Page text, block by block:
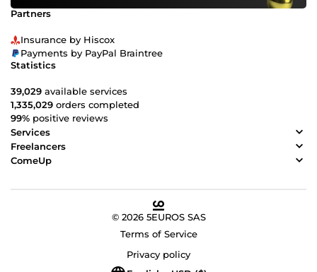
Partners
Insurance by Hiscox
Payments by PayPal Braintree
Statistics
39,029 available services
1,335,029 orders completed
99% positive reviews
Services
Freelancers
ComeUp
© 2026 5EUROS SAS
Terms of Service
Privacy policy